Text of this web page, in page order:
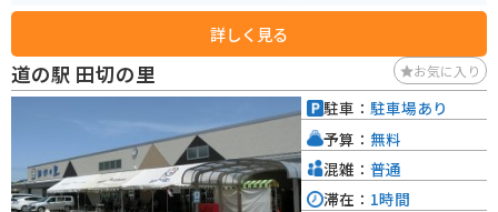
を使ったトマトジュースです。濃厚な味わいが楽しめます。 バイクで訪れる
際は、道の駅からほど近い「岩村城下町」の散策がおすすめです。戦国時代
の面影を残す城下町は、歴史好きにはたまらないスポットです。また、春に
は「いわむら城下町雛めぐり」というイベントも開催され、多くの観光客で
賑わいます。
詳しく見る
道の駅 田切の里 お気に入り
駐車： 駐車場あり
予算： 無料
混雑： 普通
滞在： 1時間